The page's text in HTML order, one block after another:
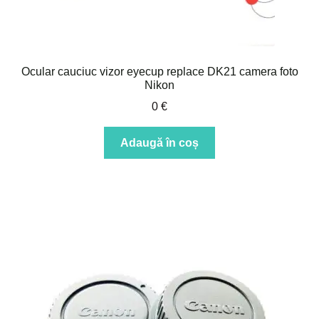
Ocular cauciuc vizor eyecup replace DK21 camera foto
Nikon
0 €
Adaugă în coș